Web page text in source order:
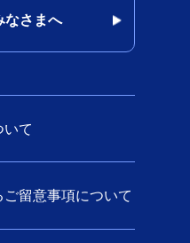
なさまへ
いて
留意事項について